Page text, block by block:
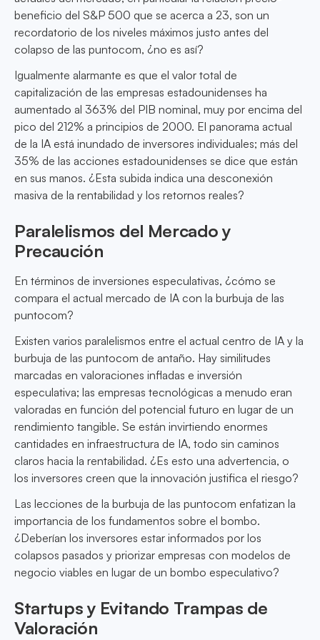
beneficio del S&P 500 que se acerca a 23, son un
recordatorio de los niveles máximos justo antes del
colapso de las puntocom, ¿no es así?
Igualmente alarmante es que el valor total de
capitalización de las empresas estadounidenses ha
aumentado al 363% del PIB nominal, muy por encima del
pico del 212% a principios de 2000. El panorama actual
de la IA está inundado de inversores individuales; más del
35% de las acciones estadounidenses se dice que están
en sus manos. ¿Esta subida indica una desconexión
masiva de la rentabilidad y los retornos reales?
Paralelismos del Mercado y
Precaución
En términos de inversiones especulativas, ¿cómo se
compara el actual mercado de IA con la burbuja de las
puntocom?
Existen varios paralelismos entre el actual centro de IA y la
burbuja de las puntocom de antaño. Hay similitudes
marcadas en valoraciones infladas e inversión
especulativa; las empresas tecnológicas a menudo eran
valoradas en función del potencial futuro en lugar de un
rendimiento tangible. Se están invirtiendo enormes
cantidades en infraestructura de IA, todo sin caminos
claros hacia la rentabilidad. ¿Es esto una advertencia, o
los inversores creen que la innovación justifica el riesgo?
Las lecciones de la burbuja de las puntocom enfatizan la
importancia de los fundamentos sobre el bombo.
¿Deberían los inversores estar informados por los
colapsos pasados y priorizar empresas con modelos de
negocio viables en lugar de un bombo especulativo?
Startups y Evitando Trampas de
Valoración